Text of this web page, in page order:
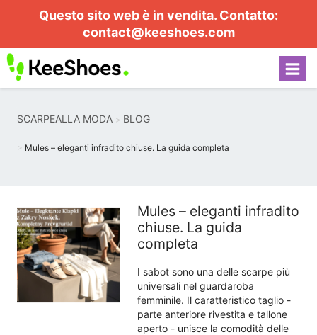
Questo sito web è in vendita. Contatto:
contact@keeshoes.com
SCARPEALLA MODA BLOG
Mules – eleganti infradito chiuse. La guida completa
Mules – eleganti infradito
chiuse. La guida
completa
I sabot sono una delle scarpe più
universali nel guardaroba
femminile. Il caratteristico taglio -
parte anteriore rivestita e tallone
aperto - unisce la comodità delle